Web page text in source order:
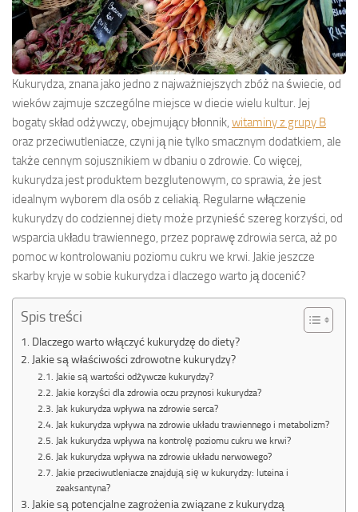
Kukurydza, znana jako jedno z najważniejszych zbóż na świecie, od
wieków zajmuje szczególne miejsce w diecie wielu kultur. Jej
bogaty skład odżywczy, obejmujący błonnik, witaminy z grupy B
oraz przeciwutleniacze, czyni ją nie tylko smacznym dodatkiem, ale
także cennym sojusznikiem w dbaniu o zdrowie. Co więcej,
kukurydza jest produktem bezglutenowym, co sprawia, że jest
idealnym wyborem dla osób z celiakią. Regularne włączenie
kukurydzy do codziennej diety może przynieść szereg korzyści, od
wsparcia układu trawiennego, przez poprawę zdrowia serca, aż po
pomoc w kontrolowaniu poziomu cukru we krwi. Jakie jeszcze
skarby kryje w sobie kukurydza i dlaczego warto ją docenić?
Spis treści
Dlaczego warto włączyć kukurydzę do diety?
Jakie są właściwości zdrowotne kukurydzy?
Jakie są wartości odżywcze kukurydzy?
Jakie korzyści dla zdrowia oczu przynosi kukurydza?
Jak kukurydza wpływa na zdrowie serca?
Jak kukurydza wpływa na zdrowie układu trawiennego i metabolizm?
Jak kukurydza wpływa na kontrolę poziomu cukru we krwi?
Jak kukurydza wpływa na zdrowie układu nerwowego?
Jakie przeciwutleniacze znajdują się w kukurydzy: luteina i
zeaksantyna?
Jakie są potencjalne zagrożenia związane z kukurydzą